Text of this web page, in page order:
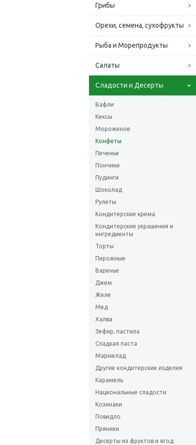
Грибы
Орехи, семена, сухофрукты
Рыба и Морепродукты
Салаты
Сладости и Десерты
Вафли
Кексы
Мороженое
Конфеты
Печенье
Пончики
Пудинги
Шоколад
Рулеты
Кондитерские крема
Кондитерские украшения и
ингредиенты
Торты
Пирожные
Варенье
Джем
Желе
Мед
Халва
Зефир, пастила
Сладкая паста
Мармелад
Другие кондитерские изделия
Карамель
Национальные сладости
Козинаки
Повидло
Пряники
Десерты из фруктов и ягод